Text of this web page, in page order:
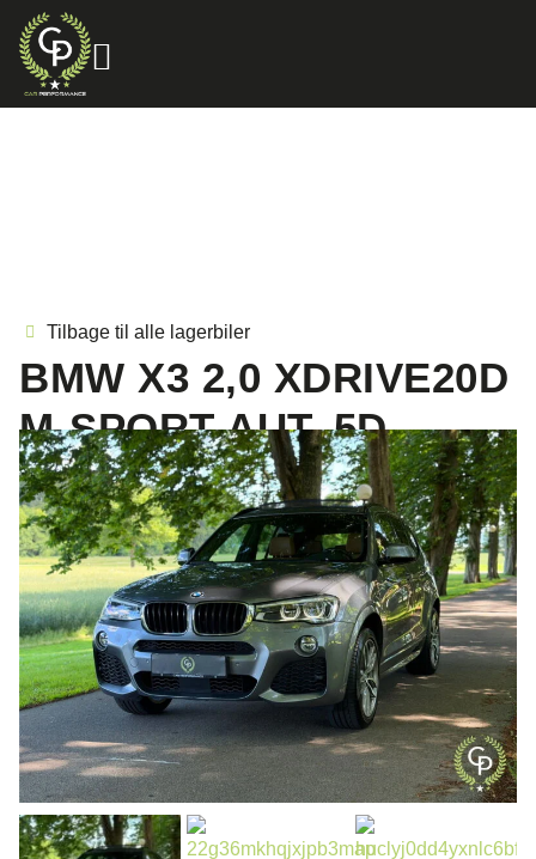
Tilbage til alle lagerbiler
BMW X3 2,0 XDRIVE20D
M-SPORT AUT. 5D